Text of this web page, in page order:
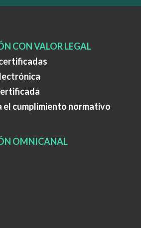
CON VALOR LEGAL
el cumplimiento normativo
OMNICANAL